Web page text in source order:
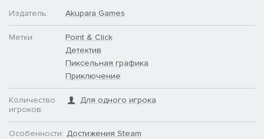
Издатель:
Akupara Games
Метки:
Point & Click
Детектив
Пиксельная графика
Приключение
Количество
игроков:
Для одного игрока
Особенности: Достижения Steam